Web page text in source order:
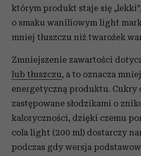
którym produkt staje się
o smaku waniliowym light
mniej tłuszczu niż twarożek
Zmniejszenie zawartości
lub tłuszczu, a to oznacza
energetyczną produktu. Cukry
zastępowane słodzikami o
kaloryczności, dzięki czemu
cola light (200 ml) dostarczy
podczas gdy wersja